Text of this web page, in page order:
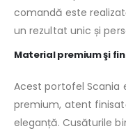
comandă este
un rezultat unic și
Material premium şi
Acest portofel Scania
premium, atent
eleganță. Cusăturile